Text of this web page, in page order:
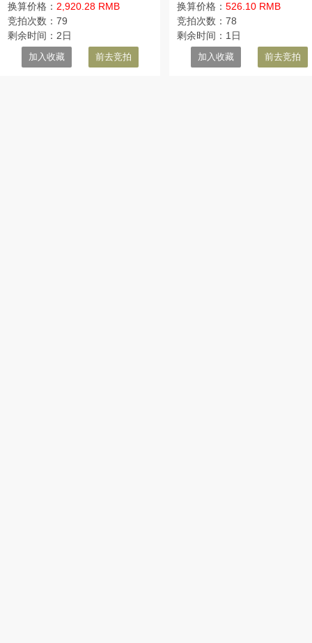
時代 古志野絵志野筒小鉢筒向
付 伝来品
换算价格： 2,920.28 RMB
竞拍次数：79
剩余时间：2日
加入收藏 前去竞拍
ン 希少カラー スリム A4収納
能 メンズ
换算价格： 526.10 RMB
竞拍次数：78
剩余时间：1日
加入收藏 前去竞拍